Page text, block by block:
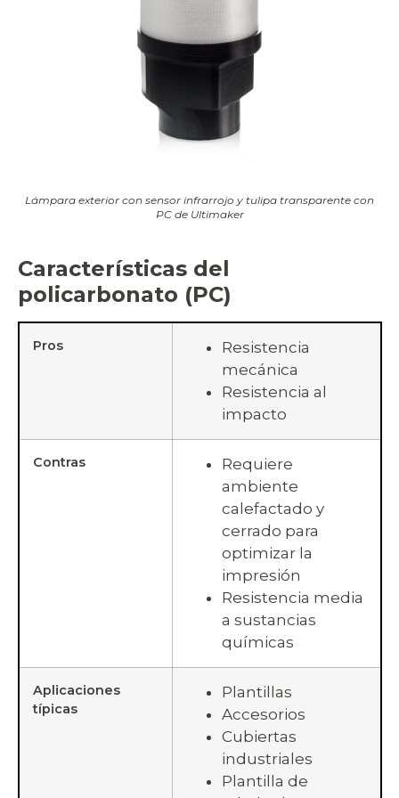
Lámpara exterior con sensor infrarrojo y tulipa transparente con
PC de Ultimaker
Características del
policarbonato (PC)
Pros
Resistencia
mecánica
Resistencia al
impacto
Contras
Requiere
ambiente
calefactado y
cerrado para
optimizar la
impresión
Resistencia media
a sustancias
químicas
Aplicaciones
típicas
Plantillas
Accesorios
Cubiertas
industriales
Plantilla de